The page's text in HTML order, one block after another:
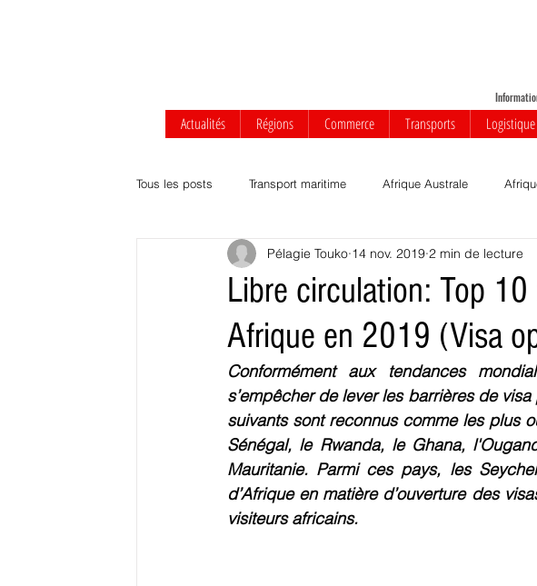
Actualités Régions Commerce Transports Logistique
Tous les posts Transport maritime Afrique Australe
Afrique centrale Afrique de l'Ouest Votre communauté
Transport routier & ferroviaire Agrobusiness Innovations
Développement durable Commerce Afrique Insolite
Reste du Monde E-commerce
Libre circulation: Top
Afrique en 2019 (Visa
Pélagie Touko 14 nov. 2019 2 min de lecture
Conformément aux tendances
s’empêcher de lever les barrières de
suivants sont reconnus comme les plus
Sénégal, le Rwanda, le Ghana,
Mauritanie. Parmi ces pays, les
d’Afrique en matière d’ouverture des
visiteurs africains.